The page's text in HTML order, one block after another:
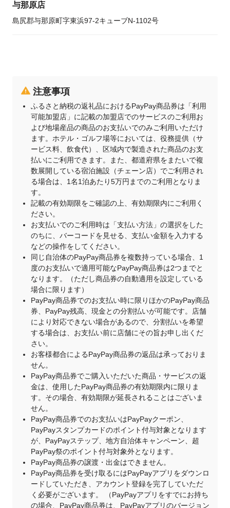
与那原店
島尻郡与那原町字東浜97-2キューブN-1102号
注意事項
ふるさと納税の返礼品におけるPayPay商品券は「利用
可能加盟店」に記載の加盟店でのサービスのご利用お
よび地場産品の商品のお支払いでのみご利用いただけ
ます。ホテル・ゴルフ場等においては、役務提供（サ
ービス料、飲食代）、区域内で製造された商品のお支
払いにご利用できます。また、都道府県をまたいで複
数展開している宿泊施設（チェーン店）でご利用され
る場合は、1名1泊あたり5万円までのご利用となりま
す。
記載の有効期限をご確認の上、有効期限内にご利用く
ださい。
お支払いでのご利用時は「支払い方法」の選択をした
のちに、バーコードを見せる、支払い金額を入力する
などの操作をしてください。
同じ自治体のPayPay商品券を複数持っている場合、1
度のお支払いで適用可能なPayPay商品券は2つまでと
なります。（ただし商品券の自動適用を設定している
場合に限ります）
PayPay商品券でのお支払い時に限りほかのPayPay商品
券、PayPay残高、現金との分割払いが可能です。店舗
により対応できない場合があるので、分割払いを希望
する場合は、お支払い前に店舗にその旨お申し出くだ
さい。
お客様都合によるPayPay商品券の返品は承っておりま
せん。
PayPay商品券でご購入いただいた商品・サービスの返
金は、使用したPayPay商品券の有効期限内に限りま
す。その場合、有効期限が延長されることはございま
せん。
PayPay商品券でのお支払いはPayPayクーポン、
PayPayスタンプカードのポイント付与対象となります
が、PayPayステップ、地方自治体キャンペーン、超
PayPay祭のポイント付与対象外となります。
PayPay商品券の譲渡・出金はできません。
PayPay商品券を受け取るにはPayPayアプリをダウンロ
ードしていただき、アカウント登録を完了していただ
く必要がございます。 （PayPayアプリをすでにお持ち
の場合、PayPay商品券は、PayPayアプリのバージョン